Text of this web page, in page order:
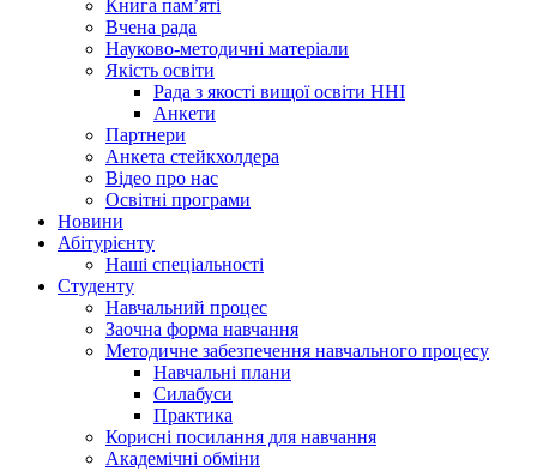
Книга памʼяті
Вчена рада
Науково-методичні матеріали
Якість освіти
Рада з якості вищої освіти ННІ
Анкети
Партнери
Анкета стейкхолдера
Відео про нас
Освітні програми
Hовини
Абітурієнту
Наші спеціальності
Студенту
Навчальний процес
Заочна форма навчання
Методичне забезпечення навчального процесу
Навчальні плани
Силабуси
Практика
Корисні посилання для навчання
Академічні обміни